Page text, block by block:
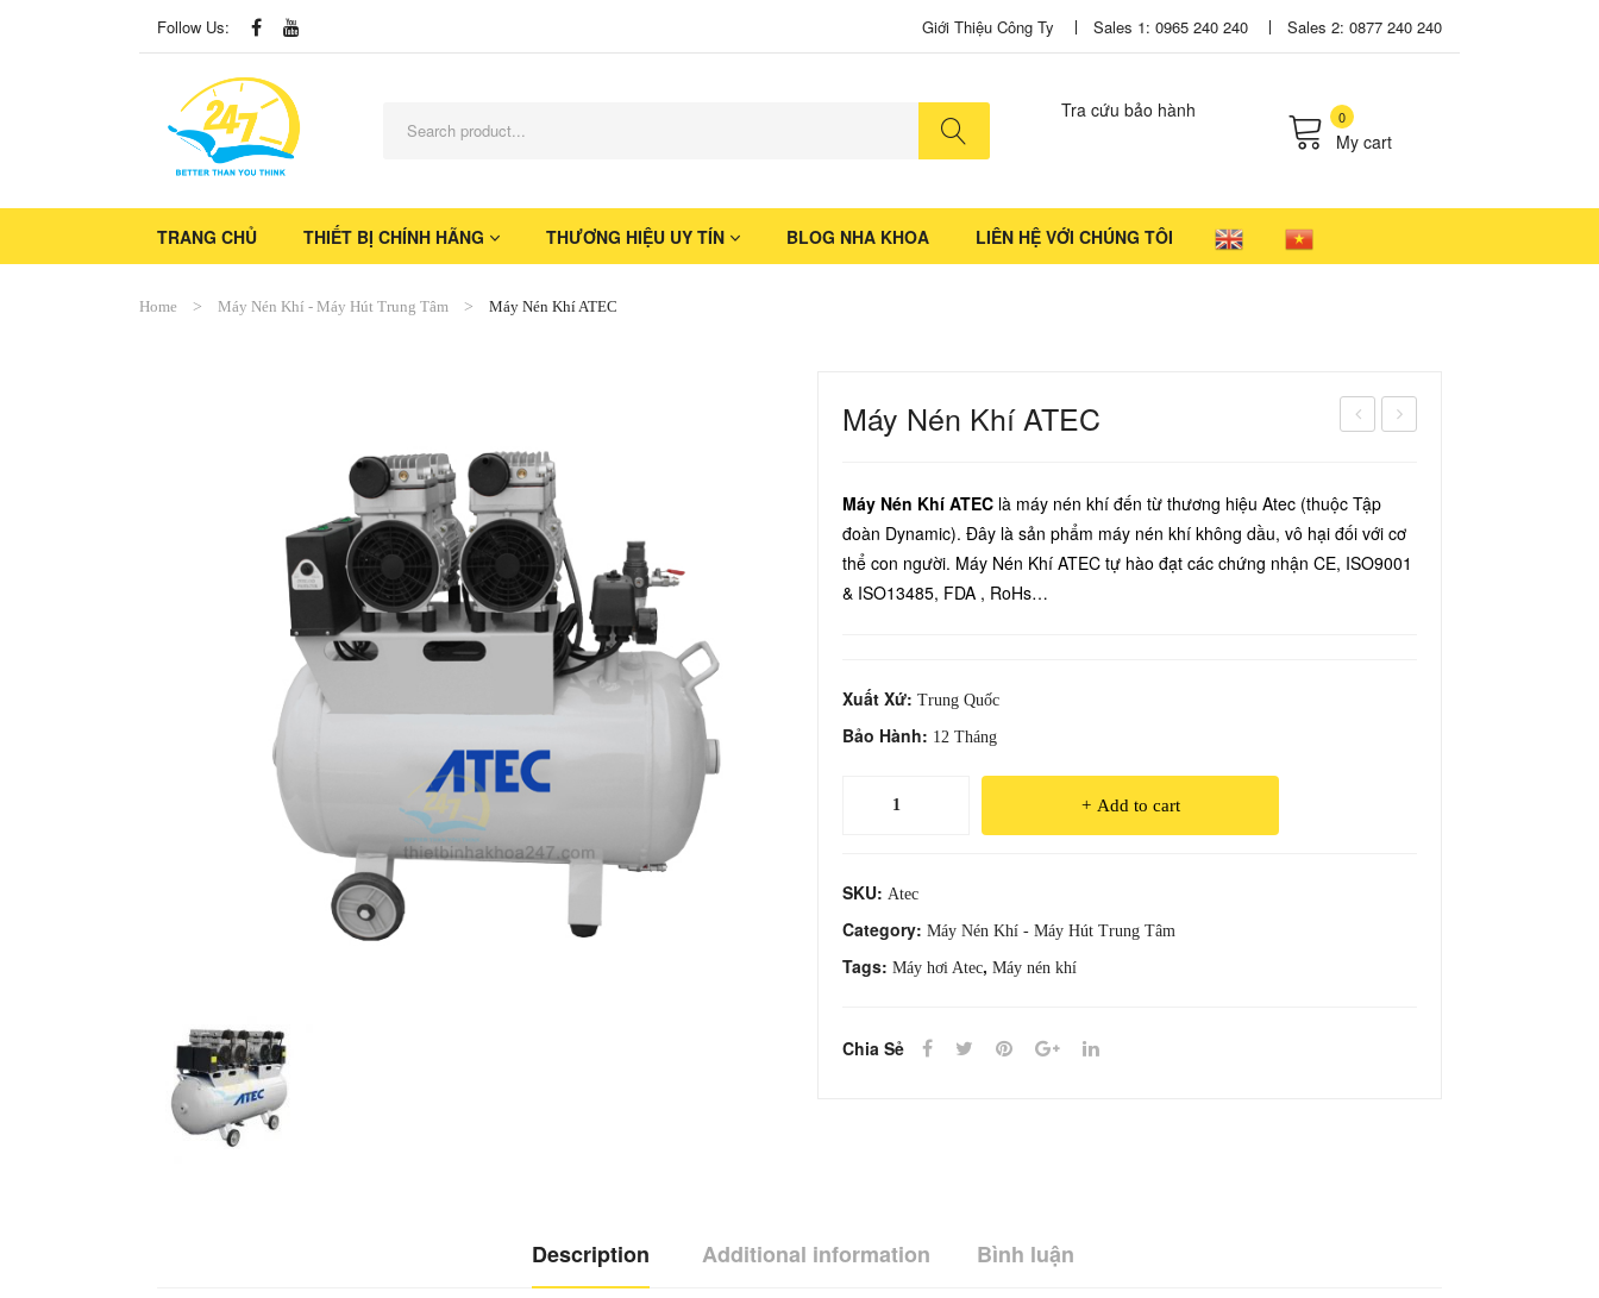
Follow Us: Giới Thiệu Công Ty Sales 1: 0965 240 240 Sales 2: 0877 240 240
Tra cứu bảo hành 0
My cart
TRANG CHỦ
THIẾT BỊ CHÍNH HÃNG THƯƠNG HIỆU UY TÍN BLOG NHA KHOA LIÊN HỆ VỚI CHÚNG TÔI
Home Máy Nén Khí - Máy Hút Trung Tâm Máy Nén Khí ATEC
nha
End
a
Máy Nén Khí ATEC
Máy Nén Khí ATEC là máy nén khí đến từ thương hiệu Atec (thuộc Tập
đoàn Dynamic). Đây là sản phẩm máy nén khí không dầu, vô hại đối với cơ
thể con người. Máy Nén Khí ATEC tự hào đạt các chứng nhận CE, ISO9001
& ISO13485, FDA , RoHs…
Xuất Xứ: Trung Quốc
Bảo Hành: 12 Tháng
ATEC
Add to cart
SKU: Atec
Category: Máy Nén Khí - Máy Hút Trung Tâm
Tags: Máy hơi Atec, Máy nén khí
Chia Sẻ
Description Additional information Bình luận